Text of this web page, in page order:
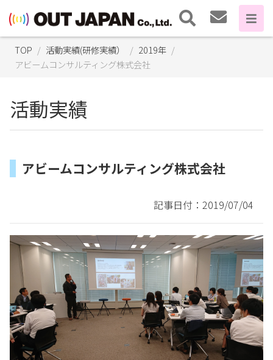
TOP 活動実績(研修実績）
2019年
アビームコンサルティング株式会社
活動実績
アビームコンサルティング株式会社
記事日付：2019/07/04